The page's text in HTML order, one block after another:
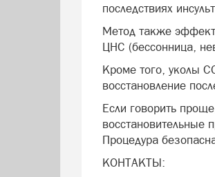
последствиях
Метод также
ЦНС (бессонница,
Кроме того, уколы
восстановление
Если говорить
восстановительные
Процедура
КОНТАКТЫ: